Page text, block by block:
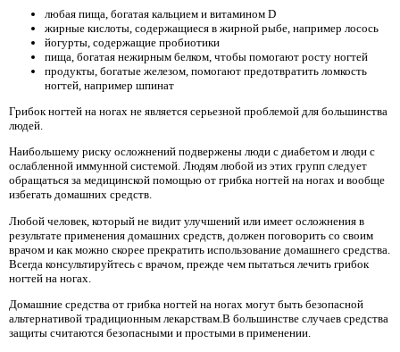
любая пища, богатая кальцием и витамином D
жирные кислоты, содержащиеся в жирной рыбе, например лосось
йогурты, содержащие пробиотики
пища, богатая нежирным белком, чтобы помогают росту ногтей
продукты, богатые железом, помогают предотвратить ломкость
ногтей, например шпинат
Грибок ногтей на ногах не является серьезной проблемой для большинства
людей.
Наибольшему риску осложнений подвержены люди с диабетом и люди с
ослабленной иммунной системой. Людям любой из этих групп следует
обращаться за медицинской помощью от грибка ногтей на ногах и вообще
избегать домашних средств.
Любой человек, который не видит улучшений или имеет осложнения в
результате применения домашних средств, должен поговорить со своим
врачом и как можно скорее прекратить использование домашнего средства.
Всегда консультируйтесь с врачом, прежде чем пытаться лечить грибок
ногтей на ногах.
Домашние средства от грибка ногтей на ногах могут быть безопасной
альтернативой традиционным лекарствам.В большинстве случаев средства
защиты считаются безопасными и простыми в применении.